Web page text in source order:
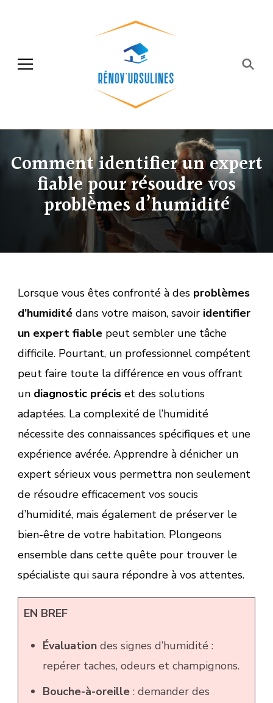
Rénov'ursulines
Comment identifier un expert
fiable pour résoudre vos
problèmes d’humidité
Lorsque vous êtes confronté à des problèmes
d’humidité dans votre maison, savoir identifier
un expert fiable peut sembler une tâche
difficile. Pourtant, un professionnel compétent
peut faire toute la différence en vous offrant
un diagnostic précis et des solutions
adaptées. La complexité de l’humidité
nécessite des connaissances spécifiques et une
expérience avérée. Apprendre à dénicher un
expert sérieux vous permettra non seulement
de résoudre efficacement vos soucis
d’humidité, mais également de préserver le
bien-être de votre habitation. Plongeons
ensemble dans cette quête pour trouver le
spécialiste qui saura répondre à vos attentes.
EN BREF
Évaluationdes signes d’humidité :
repérer taches, odeurs et champignons.
Bouche-à-oreille: demander des